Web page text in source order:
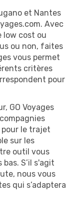
et Nantes
Avec
low cost ou
ou non, faites
vous permet
critères
pour
GO Voyages
le trajet
sur les
outil vous
S’il s'agit
nous vous
qui s’adaptera